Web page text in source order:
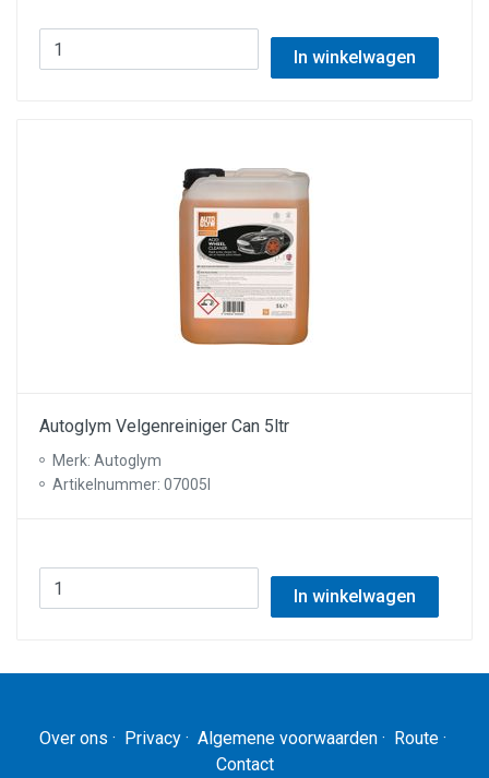
In winkelwagen
Autoglym Velgenreiniger Can 5ltr
Merk: Autoglym
Artikelnummer: 07005I
In winkelwagen
Over ons · Privacy· Algemene voorwaarden· Route·
Contact